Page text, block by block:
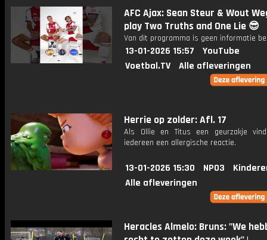
AFC Ajax: Sean Steur & Wout
play Two Truths and One Lie 😎
Van dit programma is geen informatie
13-01-2026 15:57
YouTube
Voetbal.TV
Alle afleveringen
Herrie op zolder: Afl. 17
Als Ollie en Titus een geurzakje
iedereen een allergische reactie.
13-01-2026 15:30 NPO3
Alle afleveringen
Heracles Almelo: Bruns: "We